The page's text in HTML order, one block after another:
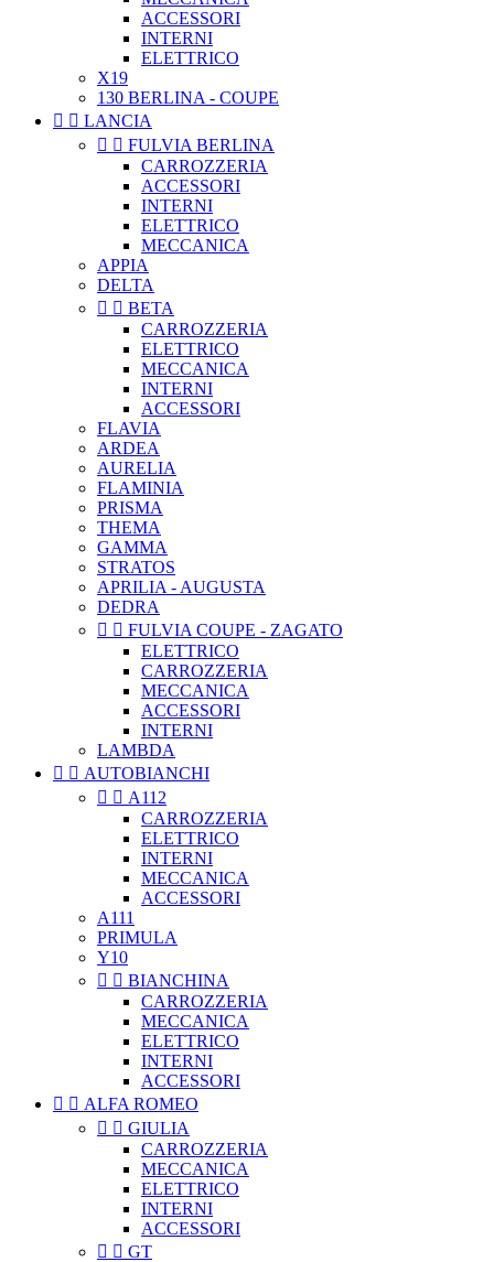
ACCESSORI
INTERNI
ELETTRICO
X19
130 BERLINA - COUPE
  LANCIA
  FULVIA BERLINA
CARROZZERIA
ACCESSORI
INTERNI
ELETTRICO
MECCANICA
APPIA
DELTA
  BETA
CARROZZERIA
ELETTRICO
MECCANICA
INTERNI
ACCESSORI
FLAVIA
ARDEA
AURELIA
FLAMINIA
PRISMA
THEMA
GAMMA
STRATOS
APRILIA - AUGUSTA
DEDRA
  FULVIA COUPE - ZAGATO
ELETTRICO
CARROZZERIA
MECCANICA
ACCESSORI
INTERNI
LAMBDA
  AUTOBIANCHI
  A112
CARROZZERIA
ELETTRICO
INTERNI
MECCANICA
ACCESSORI
A111
PRIMULA
Y10
  BIANCHINA
CARROZZERIA
MECCANICA
ELETTRICO
INTERNI
ACCESSORI
  ALFA ROMEO
  GIULIA
CARROZZERIA
MECCANICA
ELETTRICO
INTERNI
ACCESSORI
  GT